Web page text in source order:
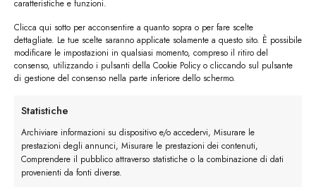
caratteristiche e funzioni.
Clicca qui sotto per acconsentire a quanto sopra o per fare scelte
dettagliate. Le tue scelte saranno applicate solamente a questo sito. È possibile
modificare le impostazioni in qualsiasi momento, compreso il ritiro del
consenso, utilizzando i pulsanti della Cookie Policy o cliccando sul pulsante
di gestione del consenso nella parte inferiore dello schermo.
Statistiche
Archiviare informazioni su dispositivo e/o accedervi, Misurare le
prestazioni degli annunci, Misurare le prestazioni dei contenuti,
Comprendere il pubblico attraverso statistiche o la combinazione di dati
provenienti da fonti diverse.
Precedente
Successivo→
Lascia un commento